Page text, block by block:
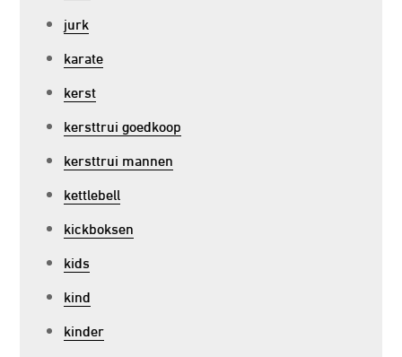
jurk
karate
kerst
kersttrui goedkoop
kersttrui mannen
kettlebell
kickboksen
kids
kind
kinder